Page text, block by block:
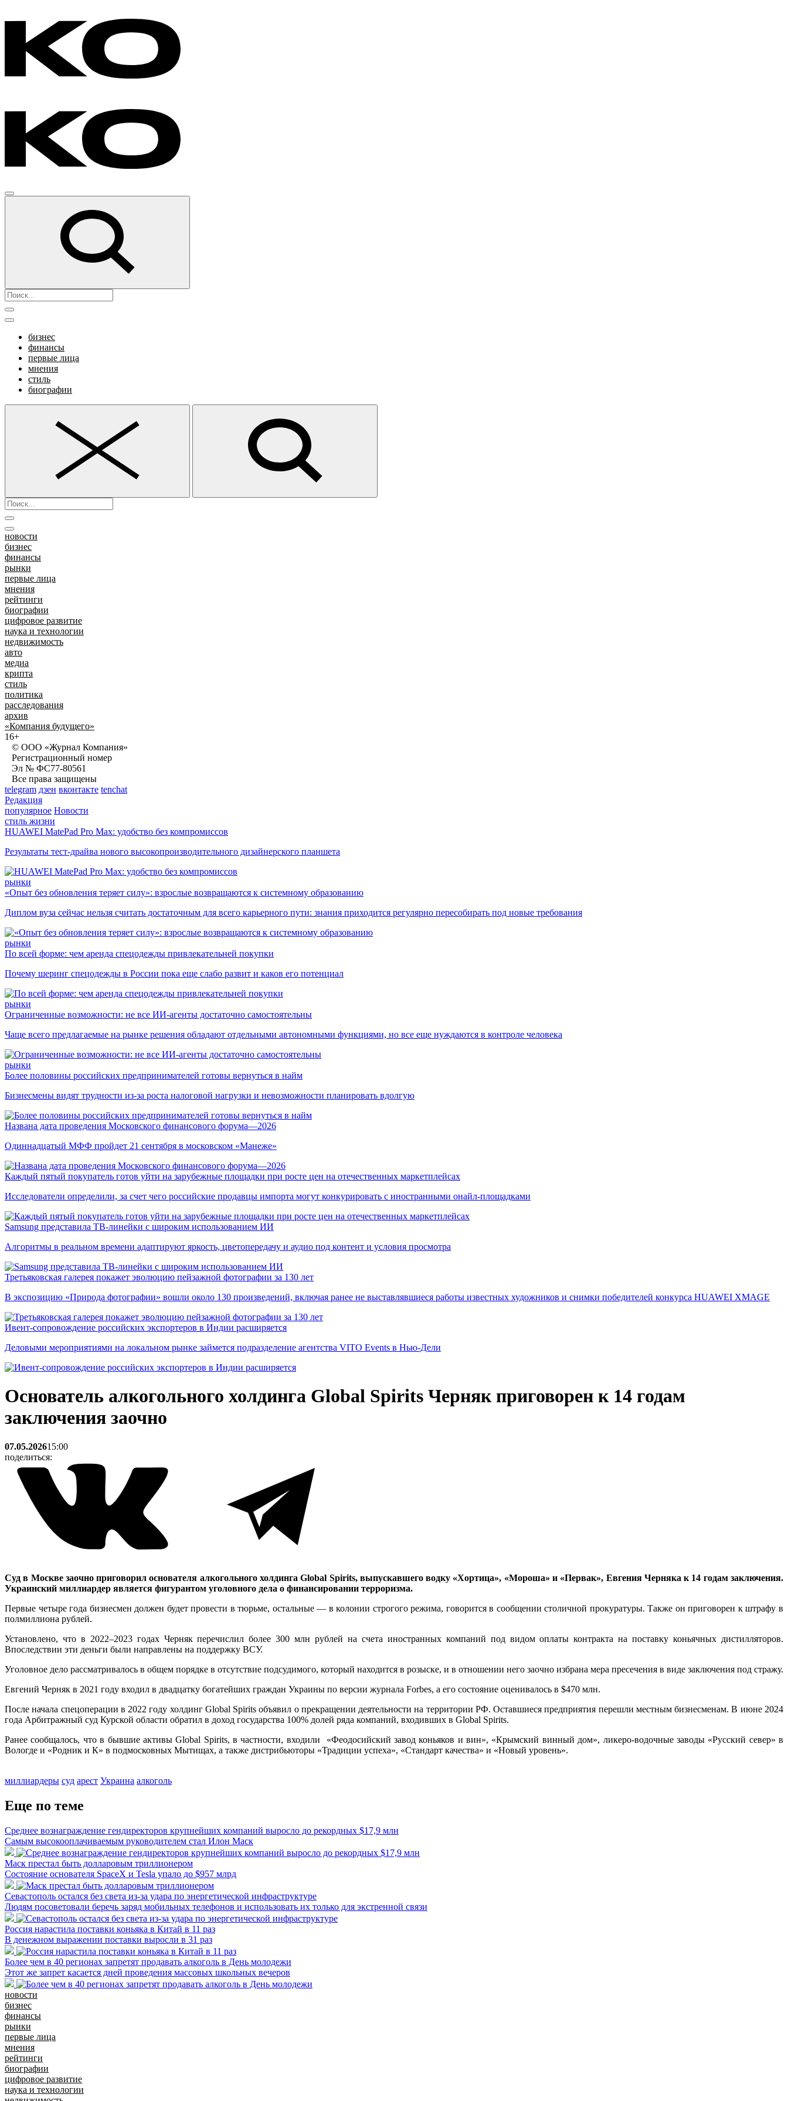
бизнес
финансы
первые лица
мнения
стиль
биографии
новости
бизнес
финансы
рынки
первые лица
мнения
рейтинги
биографии
цифровое развитие
наука и технологии
недвижимость
авто
медиа
крипта
стиль
политика
расследования
архив
«Компания будущего»
16+
© ООО «Журнал Компания»
Регистрационный номер
Эл № ФС77-80561
Все права защищены
telegram дзен вконтакте tenchat
Редакция
популярное Новости
стиль жизни
HUAWEI MatePad Pro Max: удобство без компромиссов
Результаты тест-драйва нового высокопроизводительного дизайнерского планшета
рынки
«Опыт без обновления теряет силу»: взрослые возвращаются к системному образованию
Диплом вуза сейчас нельзя считать достаточным для всего карьерного пути: знания приходится регулярно пересобирать под новые требования
рынки
По всей форме: чем аренда спецодежды привлекательней покупки
Почему шеринг спецодежды в России пока еще слабо развит и каков его потенциал
рынки
Ограниченные возможности: не все ИИ-агенты достаточно самостоятельны
Чаще всего предлагаемые на рынке решения обладают отдельными автономными функциями, но все еще нуждаются в контроле человека
рынки
Более половины российских предпринимателей готовы вернуться в найм
Бизнесмены видят трудности из-за роста налоговой нагрузки и невозможности планировать вдолгую
Названа дата проведения Московского финансового форума—2026
Одиннадцатый МФФ пройдет 21 сентября в московском «Манеже»
Каждый пятый покупатель готов уйти на зарубежные площадки при росте цен на отечественных маркетплейсах
Исследователи определили, за счет чего российские продавцы импорта могут конкурировать с иностранными онайл-площадками
Samsung представила ТВ-линейки с широким использованием ИИ
Алгоритмы в реальном времени адаптируют яркость, цветопередачу и аудио под контент и условия просмотра
Третьяковская галерея покажет эволюцию пейзажной фотографии за 130 лет
В экспозицию «Природа фотографии» вошли около 130 произведений, включая ранее не выставлявшиеся работы известных художников и снимки победителей конкурса HUAWEI XMAGE
Ивент-сопровождение российских экспортеров в Индии расширяется
Деловыми мероприятиями на локальном рынке займется подразделение агентства VITO Events в Нью-Дели
Основатель алкогольного холдинга Global Spirits Черняк приговорен к 14 годам
заключения заочно
07.05.202615:00
поделиться:
Суд в Москве заочно приговорил основателя алкогольного холдинга Global Spirits, выпускавшего водку «Хортица», «Мороша» и «Первак», Евгения Черняка к 14 годам заключения.
Украинский миллиардер является фигурантом уголовного дела о финансировании терроризма.
Первые четыре года бизнесмен должен будет провести в тюрьме, остальные — в колонии строгого режима, говорится в сообщении столичной прокуратуры. Также он приговорен к штрафу в
полмиллиона рублей.
Установлено, что в 2022–2023 годах Черняк перечислил более 300 млн рублей на счета иностранных компаний под видом оплаты контракта на поставку коньячных дистилляторов.
Впоследствии эти деньги были направлены на поддержку ВСУ.
Уголовное дело рассматривалось в общем порядке в отсутствие подсудимого, который находится в розыске, и в отношении него заочно избрана мера пресечения в виде заключения под стражу.
Евгений Черняк в 2021 году входил в двадцатку богатейших граждан Украины по версии журнала Forbes, а его состояние оценивалось в $470 млн.
После начала спецоперации в 2022 году холдинг Global Spirits объявил о прекращении деятельности на территории РФ. Оставшиеся предприятия перешли местным бизнесменам. В июне 2024
года Арбитражный суд Курской области обратил в доход государства 100% долей ряда компаний, входивших в Global Spirits.
Ранее сообщалось, что в бывшие активы Global Spirits, в частности, входили «Феодосийский завод коньяков и вин», «Крымский винный дом», ликеро-водочные заводы «Русский север» в
Вологде и «Родник и К» в подмосковных Мытищах, а также дистрибьюторы «Традиции успеха», «Стандарт качества» и «Новый уровень».
миллиардеры суд арест Украина алкоголь
Еще по теме
Среднее вознаграждение гендиректоров крупнейших компаний выросло до рекордных $17,9 млн
Самым высокооплачиваемым руководителем стал Илон Маск
Маск престал быть долларовым триллионером
Состояние основателя SpaceX и Tesla упало до $957 млрд
Севастополь остался без света из-за удара по энергетической инфраструктуре
Людям посоветовали беречь заряд мобильных телефонов и использовать их только для экстренной связи
Россия нарастила поставки коньяка в Китай в 11 раз
В денежном выражении поставки выросли в 31 раз
Более чем в 40 регионах запретят продавать алкоголь в День молодежи
Этот же запрет касается дней проведения массовых школьных вечеров
новости
бизнес
финансы
рынки
первые лица
мнения
рейтинги
биографии
цифровое развитие
наука и технологии